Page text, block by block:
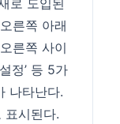
른쪽 아래
른쪽 사이
설정’ 등 5가
나타난다.
표시된다.